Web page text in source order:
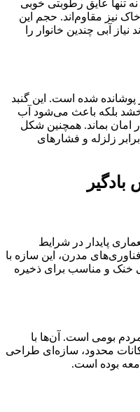
تنها عایق رطوبتی خوبی
نیز مقاوم‌اند. حجم این
آبی چندین خانوار را
شده است. این گنبد
بلکه باعث می‌شود آب
امان بماند. همچنین شکل
زلزله و فشارهای
پایدار در شرایط
مدرن، این سازه با
خنک و مناسب برای ذخیره
بومی است. آن‌ها با
محدود، سازه‌ای طراحی
بوده است.